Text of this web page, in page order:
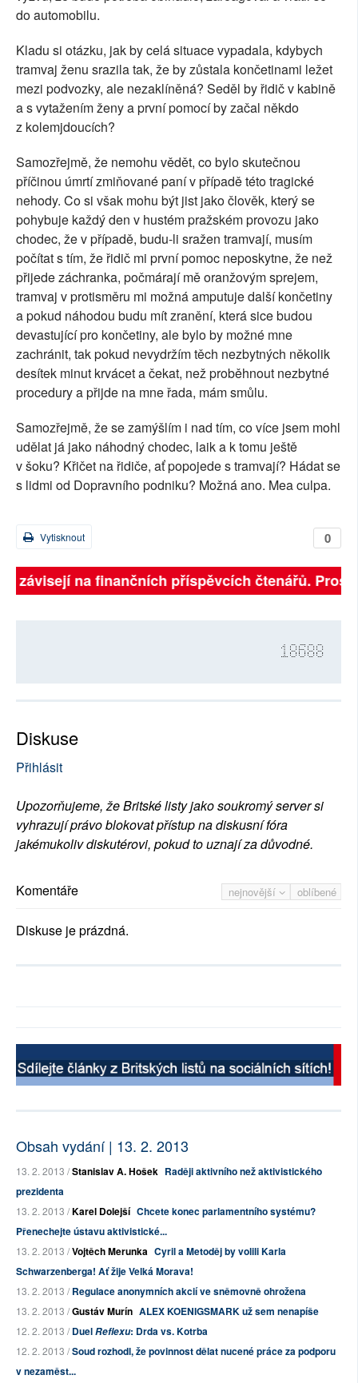
do automobilu.
Kladu si otázku, jak by celá situace vypadala, kdybych
tramvaj ženu srazila tak, že by zůstala končetinami ležet
mezi podvozky, ale nezaklíněná? Seděl by řidič v kabině
a s vytažením ženy a první pomocí by začal někdo
z kolemjdoucích?
Samozřejmě, že nemohu vědět, co bylo skutečnou
příčinou úmrtí zmiňované paní v případě této tragické
nehody. Co si však mohu být jist jako člověk, který se
pohybuje každý den v hustém pražském provozu jako
chodec, že v případě, budu-li sražen tramvají, musím
počítat s tím, že řidič mi první pomoc neposkytne, že než
přijede záchranka, počmárají mě oranžovým sprejem,
tramvaj v protisměru mi možná amputuje další končetiny
a pokud náhodou budu mít zranění, která sice budou
devastující pro končetiny, ale bylo by možné mne
zachránit, tak pokud nevydržím těch nezbytných několik
desítek minut krvácet a čekat, než proběhnout nezbytné
procedury a přijde na mne řada, mám smůlu.
Samozřejmě, že se zamýšlím i nad tím, co více jsem mohl
udělat já jako náhodný chodec, laik a k tomu ještě
v šoku? Křičet na řidiče, ať popojede s tramvají? Hádat se
s lidmi od Dopravního podniku? Možná ano. Mea culpa.
0
Vytisknout
závisejí na finančních příspěvcích čtenářů.
18688
Diskuse
Přihlásit
Upozorňujeme, že Britské listy jako soukromý server si
vyhrazují právo blokovat přístup na diskusní fóra
jakémukoliv diskutérovi, pokud to uznají za důvodné.
nejnovější oblíbené
Komentáře
Diskuse je prázdná.
Obsah vydání | 13. 2. 2013
13. 2. 2013 /Stanislav A. Hošek Raději aktivního než aktivistického
prezidenta
13. 2. 2013 /Karel Dolejší Chcete konec parlamentního systému?
Přenechejte ústavu aktivistické...
13. 2. 2013 /Vojtěch Merunka Cyril a Metoděj by volili Karla
Schwarzenberga! Ať žije Velká Morava!
13. 2. 2013 /Regulace anonymních akcií ve sněmovně ohrožena
13. 2. 2013 /Gustáv Murín ALEX KOENIGSMARK už sem nenapíše
12. 2. 2013 /DuelReflexu: Drda vs. Kotrba
12. 2. 2013 /Soud rozhodl, že povinnost dělat nucené práce za podporu
v nezaměst...